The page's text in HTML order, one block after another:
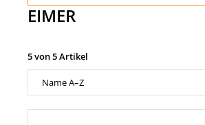
EIMER
5 von 5 Artikel